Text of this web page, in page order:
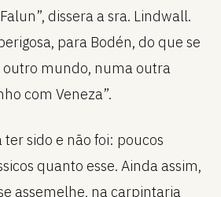
dissera a sra. Lindwall.
para Bodén, do que se
outro mundo, numa outra
com Veneza”.
ter sido e não foi: poucos
quanto esse. Ainda assim,
assemelhe, na carpintaria